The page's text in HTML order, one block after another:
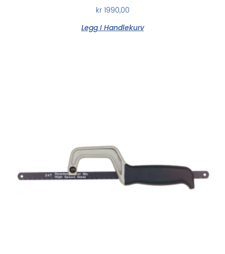
kr1990,00
Legg I Handlekurv